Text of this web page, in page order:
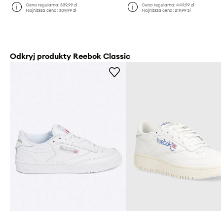
Cena regularna:539,99 zł
Najniższa cena:309,99 zł
Cena regularna: 449,99 zł
Najniższa cena: 219,99 zł
Odkryj produkty Reebok Classic